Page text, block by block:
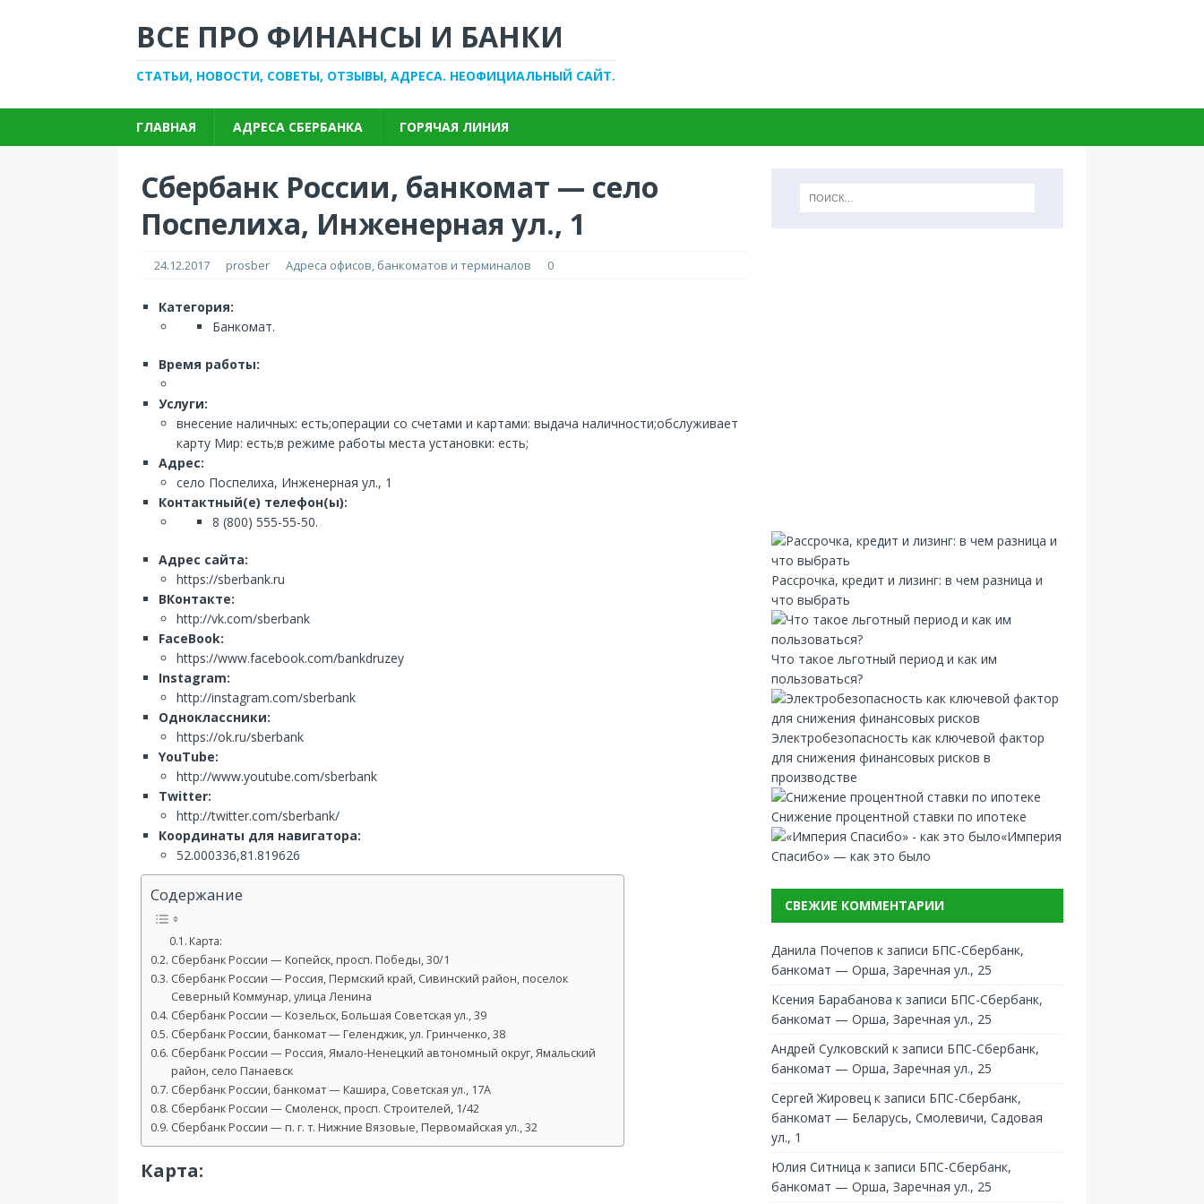
ВСЕ ПРО ФИНАНСЫ И БАНКИ
СТАТЬИ, НОВОСТИ, СОВЕТЫ, ОТЗЫВЫ, АДРЕСА. НЕОФИЦИАЛЬНЫЙ САЙТ.
ГЛАВНАЯ АДРЕСА СБЕРБАНКА ГОРЯЧАЯ ЛИНИЯ
Сбербанк России, банкомат — село
Поспелиха, Инженерная ул., 1
24.12.2017 prosber Адреса офисов, банкоматов и терминалов 0
Категория:
Банкомат.
Время работы:
Услуги:
внесение наличных: есть;операции со счетами и картами: выдача наличности;обслуживает
карту Мир: есть;в режиме работы места установки: есть;
Адрес:
село Поспелиха, Инженерная ул., 1
Контактный(е) телефон(ы):
8 (800) 555-55-50.
Адрес сайта:
https://sberbank.ru
ВКонтакте:
http://vk.com/sberbank
FaceBook:
https://www.facebook.com/bankdruzey
Instagram:
http://instagram.com/sberbank
Одноклассники:
https://ok.ru/sberbank
YouTube:
http://www.youtube.com/sberbank
Twitter:
http://twitter.com/sberbank/
Координаты для навигатора:
52.000336,81.819626
Содержание
Карта:
Сбербанк России — Копейск, просп. Победы, 30/1
Сбербанк России — Россия, Пермский край, Сивинский район, поселок
Северный Коммунар, улица Ленина
Сбербанк России — Козельск, Большая Советская ул., 39
Сбербанк России, банкомат — Геленджик, ул. Гринченко, 38
Сбербанк России — Россия, Ямало-Ненецкий автономный округ, Ямальский
район, село Панаевск
Сбербанк России, банкомат — Кашира, Советская ул., 17А
Сбербанк России — Смоленск, просп. Строителей, 1/42
Сбербанк России — п. г. т. Нижние Вязовые, Первомайская ул., 32
Карта:
Рассрочка, кредит и лизинг: в чем разница и
что выбрать
Что такое льготный период и как им
пользоваться?
Электробезопасность как ключевой фактор
для снижения финансовых рисков в
производстве
Снижение процентной ставки по ипотеке
«Империя
Спасибо» — как это было
СВЕЖИЕ КОММЕНТАРИИ
Данила Почепов к записи БПС-Сбербанк,
банкомат — Орша, Заречная ул., 25
Ксения Барабанова к записи БПС-Сбербанк,
банкомат — Орша, Заречная ул., 25
Андрей Сулковский к записи БПС-Сбербанк,
банкомат — Орша, Заречная ул., 25
Сергей Жировец к записи БПС-Сбербанк,
банкомат — Беларусь, Смолевичи, Садовая
ул., 1
Юлия Ситница к записи БПС-Сбербанк,
банкомат — Орша, Заречная ул., 25